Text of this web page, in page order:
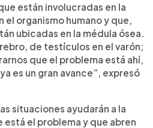
están involucradas en la
el organismo humano y que,
ubicadas en la médula ósea.
de testículos en el varón;
que el problema está ahí,
es un gran avance”, expresó
situaciones ayudarán a la
el problema y que abren